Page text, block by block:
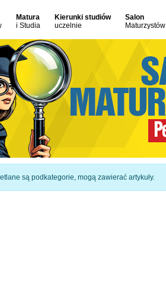
Matura
i Studia
Kierunki studiów
uczelnie
Salon
Maturzystów
są podkategorie, mogą zawierać artykuły.